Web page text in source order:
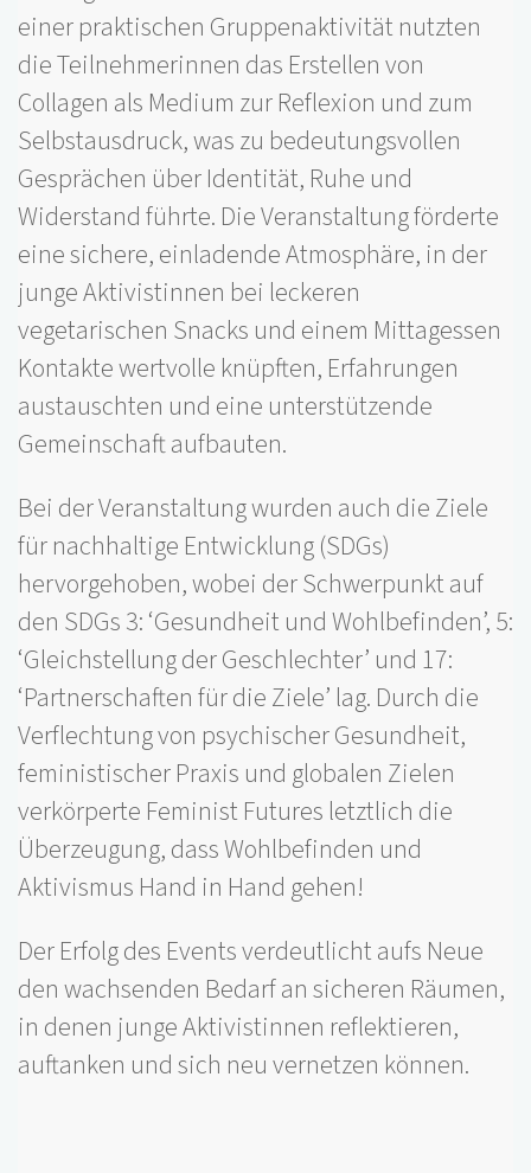
einer praktischen Gruppenaktivität nutzten
die Teilnehmerinnen das Erstellen von
Collagen als Medium zur Reflexion und zum
Selbstausdruck, was zu bedeutungsvollen
Gesprächen über Identität, Ruhe und
Widerstand führte. Die Veranstaltung förderte
eine sichere, einladende Atmosphäre, in der
junge Aktivistinnen bei leckeren
vegetarischen Snacks und einem Mittagessen
Kontakte wertvolle knüpften, Erfahrungen
austauschten und eine unterstützende
Gemeinschaft aufbauten.
Bei der Veranstaltung wurden auch die Ziele
für nachhaltige Entwicklung (SDGs)
hervorgehoben, wobei der Schwerpunkt auf
den SDGs 3: ‘Gesundheit und Wohlbefinden’, 5:
‘Gleichstellung der Geschlechter’ und 17:
‘Partnerschaften für die Ziele’ lag. Durch die
Verflechtung von psychischer Gesundheit,
feministischer Praxis und globalen Zielen
verkörperte Feminist Futures letztlich die
Überzeugung, dass Wohlbefinden und
Aktivismus Hand in Hand gehen!
Der Erfolg des Events verdeutlicht aufs Neue
den wachsenden Bedarf an sicheren Räumen,
in denen junge Aktivistinnen reflektieren,
auftanken und sich neu vernetzen können.